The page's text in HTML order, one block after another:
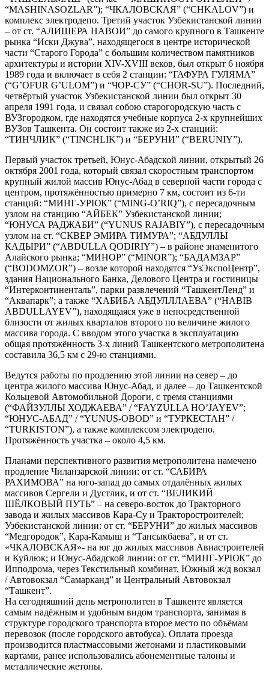
“MASHINASOZLAR”); “ЧКАЛОВСКАЯ” (“CHKALOV”) и
комплекс электродепо. Третий участок Узбекистанской линии
– от ст. “АЛИШЕРА НАВОИ” до самого крупного в Ташкенте
рынка “Иски Джува”, находящегося в центре исторической
части “Старого Города” с большим количеством памятников
архитектуры и истории XIV-XVIII веков, был открыт 6 ноября
1989 года и включает в себя 2 станции: “ГАФУРА ГУЛЯМА”
(“G’OFUR G’ULOM”) и “ЧОР-СУ” (“CHOR-SU”). Последний,
четвёртый участок Узбекистанской линии был открыт 30
апреля 1991 года, и связал собою старогородскую часть с
ВУЗгородком, где находятся учебные корпуса 2-х крупнейших
ВУЗов Ташкента. Он состоит также из 2-х станций:
“ТИНЧЛИК” (“TINCHLIK”) и “БЕРУНИ” (“BERUNIY”).
Первый участок третьей, Юнус-Абадской линии, открытый 26
октября 2001 года, который связал скоростным транспортом
крупный жилой массив Юнус-Абад в северной части города с
центром, протяжённостью примерно 7 км, состоит из 6-ти
станций: “МИНГ-УРЮК” (“MING-O’RIQ”), с пересадочным
узлом на станцию “АЙБЕК” Узбекистанской линии;
“ЮНУСА РАДЖАБИ” (“YUNUS RAJABIY”), с пересадочным
узлом на ст. “СКВЕР ЭМИРА ТИМУРА”; “АБДУЛЛЫ
КАДЫРИ” (“ABDULLA QODIRIY”) – в районе знаменитого
Алайского рынка; “МИНОР” (“MINOR”); “БАДАМЗАР”
(“BODOMZOR”) – возле которой находятся “УзЭкспоЦентр”,
здания Национального Банка, Делового Центра и гостиницы
“Интерконтиненталь”, парки развлечений “ТашкентЛенд” и
“Аквапарк”; а также “ХАБИБА АБДУЛЛЛАЕВА” (“HABIB
ABDULLAYEV”), находящаяся уже в непосредственной
близости от жилых кварталов второго по величине жилого
массива города. C вводом этого участка в эксплуатацию
общая протяжённость 3-х линий Ташкентского метрополитена
составила 36,5 км с 29-ю станциями.
Ведутся работы по продлению этой линии на север – до
центра жилого массива Юнус-Абад, и далее – до Ташкентской
Кольцевой Автомобильной Дороги, с тремя станциями
(“ФАЙЗУЛЛЫ ХОДЖАЕВА” / “FAYZULLA HO’JAYEV”;
“ЮНУС-АБАД” / “YUNUS-OBOD” и “ТУРКЕСТАН” /
“TURKISTON”), а также комплексом электродепо.
Протяжённость участка – около 4,5 км.
Планами перспективного развития метрополитена намечено
продление Чиланзарской линии: от ст. “САБИРА
РАХИМОВА” на юго-запад до самых отдалённых жилых
массивов Сергели и Дустлик, и от ст. “ВЕЛИКИЙ
ШЁЛКОВЫЙ ПУТЬ” – на северо-восток до Тракторного
завода и жилых массивов Кара-Су и Тракторостроителей;
Узбекистанской линии: от ст. “БЕРУНИ” до жилых массивов
“Медгородок”, Кара-Камыш и “Тансыкбаева”, и от ст.
«ЧКАЛОВСКАЯ»- на юг до жилых массивов Авиастроителей
и Куйлюк; и Юнус-Абадской линии: от ст. “МИНГ-УРЮК” до
Ипподрома, через Текстильный комбинат, Южный ж/д вокзал
/ Автовокзал “Самарканд” и Центральный Автовокзал
“Ташкент”.
На сегодняшний день метрополитен в Ташкенте является
самым надёжным и удобным видом транспорта, занимая в
структуре городского транспорта второе место по объёмам
перевозок (после городского автобуса). Оплата проезда
производится пластмассовыми жетонами и пластиковыми
картами, ранее использовались абонементные талоны и
металлические жетоны.